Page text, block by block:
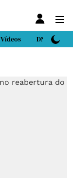
Vídeos DN Sport